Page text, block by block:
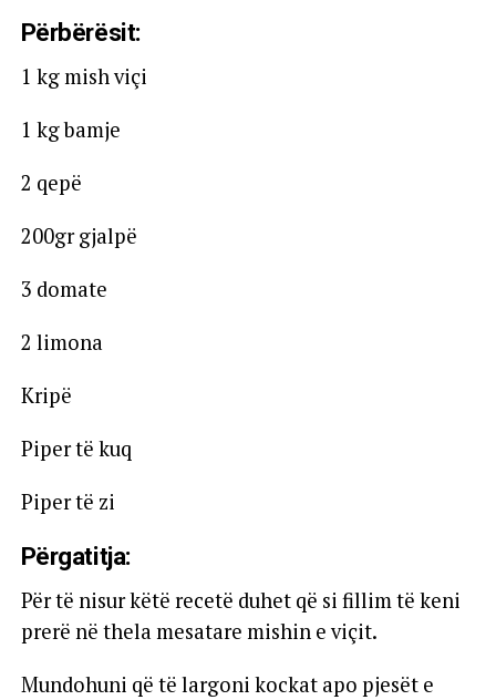
Përbërësit:
1 kg mish viçi
1 kg bamje
2 qepë
200gr gjalpë
3 domate
2 limona
Kripë
Piper të kuq
Piper të zi
Përgatitja:
Për të nisur këtë recetë duhet që si fillim të keni
prerë në thela mesatare mishin e viçit.
Mundohuni që të largoni kockat apo pjesët e